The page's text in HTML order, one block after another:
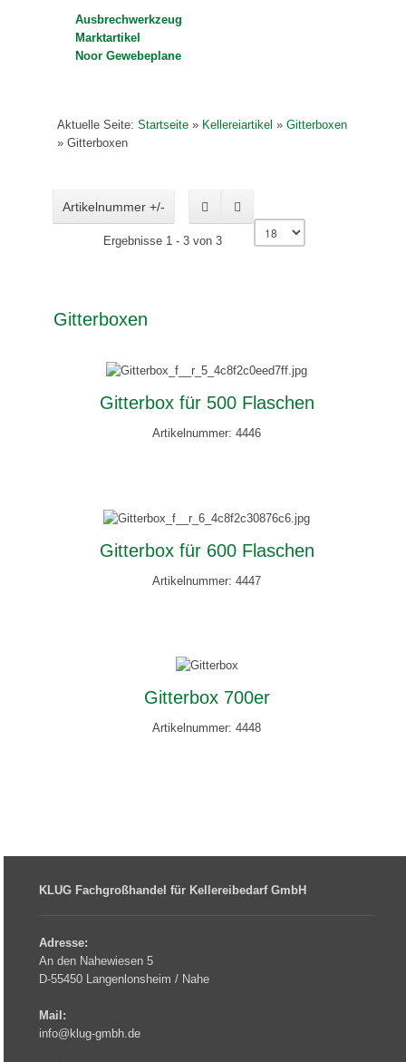
Ausbrechwerkzeug
Marktartikel
Noor Gewebeplane
Aktuelle Seite:Startseite » Kellereiartikel »Gitterboxen
»Gitterboxen
Artikelnummer +/-
Ergebnisse 1 - 3 von 3
Gitterboxen
Gitterbox für 500 Flaschen
Artikelnummer: 4446
Gitterbox für 600 Flaschen
Artikelnummer: 4447
Gitterbox 700er
Artikelnummer: 4448
KLUG Fachgroßhandel für Kellereibedarf GmbH
Adresse:
An den Nahewiesen 5
D-55450 Langenlonsheim / Nahe
Mail:
info@klug-gmbh.de